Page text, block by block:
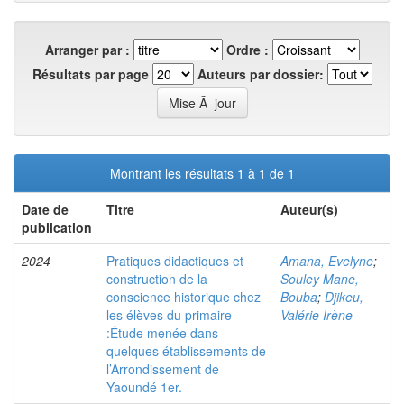
Arranger par :
Ordre :
Résultats par page
Auteurs par dossier:
Montrant les résultats 1 à 1 de 1
Date de
publication
Titre Auteur(s)
2024
Pratiques didactiques et
construction de la
conscience historique chez
les élèves du primaire
:Étude menée dans
quelques établissements de
l’Arrondissement de
Yaoundé 1er.
Amana, Evelyne;
Souley Mane,
Bouba; Djikeu,
Valérie Irène